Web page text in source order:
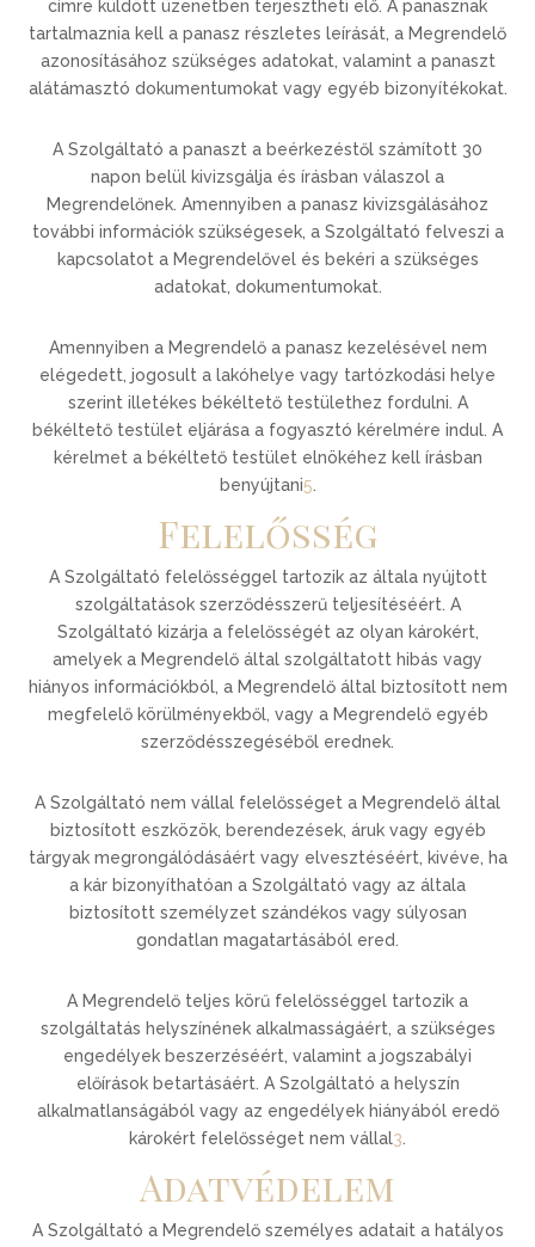
címre küldött üzenetben terjesztheti elő. A panasznak
tartalmaznia kell a panasz részletes leírását, a Megrendelő
azonosításához szükséges adatokat, valamint a panaszt
alátámasztó dokumentumokat vagy egyéb bizonyítékokat.
A Szolgáltató a panaszt a beérkezéstől számított 30
napon belül kivizsgálja és írásban válaszol a
Megrendelőnek. Amennyiben a panasz kivizsgálásához
további információk szükségesek, a Szolgáltató felveszi a
kapcsolatot a Megrendelővel és bekéri a szükséges
adatokat, dokumentumokat.
Amennyiben a Megrendelő a panasz kezelésével nem
elégedett, jogosult a lakóhelye vagy tartózkodási helye
szerint illetékes békéltető testülethez fordulni. A
békéltető testület eljárása a fogyasztó kérelmére indul. A
kérelmet a békéltető testület elnökéhez kell írásban
benyújtani5
Felelősség
A Szolgáltató felelősséggel tartozik az általa nyújtott
szolgáltatások szerződésszerű teljesítéséért. A
Szolgáltató kizárja a felelősségét az olyan károkért,
amelyek a Megrendelő által szolgáltatott hibás vagy
hiányos információkból, a Megrendelő által biztosított nem
megfelelő körülményekből, vagy a Megrendelő egyéb
szerződésszegéséből erednek.
A Szolgáltató nem vállal felelősséget a Megrendelő által
biztosított eszközök, berendezések, áruk vagy egyéb
tárgyak megrongálódásáért vagy elvesztéséért, kivéve, ha
a kár bizonyíthatóan a Szolgáltató vagy az általa
biztosított személyzet szándékos vagy súlyosan
gondatlan magatartásából ered.
A Megrendelő teljes körű felelősséggel tartozik a
szolgáltatás helyszínének alkalmasságáért, a szükséges
engedélyek beszerzéséért, valamint a jogszabályi
előírások betartásáért. A Szolgáltató a helyszín
alkalmatlanságából vagy az engedélyek hiányából eredő
károkért felelősséget nem vállal3
Adatvédelem
A Szolgáltató a Megrendelő személyes adatait a hatályos